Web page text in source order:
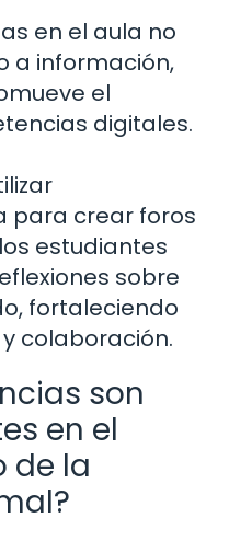
en el aula no
a información,
el
digitales.
para crear foros
estudiantes
sobre
fortaleciendo
colaboración.
son
en el
de la